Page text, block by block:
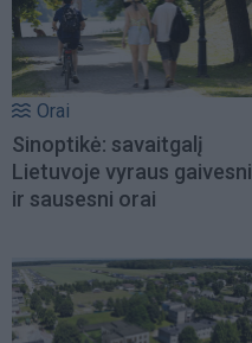
Orai
Sinoptikė: savaitgalį
Lietuvoje vyraus gaivesni
ir sausesni orai